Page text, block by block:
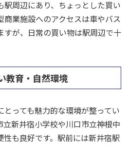
駅周辺にあり、ちょっとした買い
商業施設へのアクセスは車やバス
すが、日常の買い物は駅周辺で十
教育・自然環境
っても魅力的な環境が整ってい
立新井宿小学校や川口市立神根中
も良好です。駅前には新井宿駅